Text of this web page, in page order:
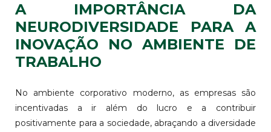
A IMPORTÂNCIA DA
NEURODIVERSIDADE PARA A
INOVAÇÃO NO AMBIENTE DE
TRABALHO
No ambiente corporativo moderno, as empresas são
incentivadas a ir além do lucro e a contribuir
positivamente para a sociedade, abraçando a diversidade